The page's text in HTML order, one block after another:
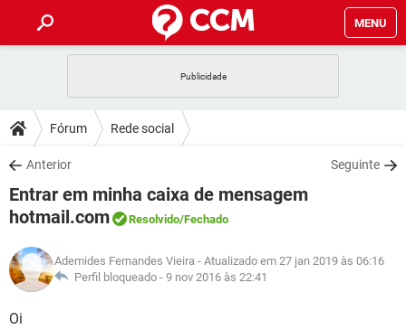
MENU
CELULAR
OUTLOOK
INSTAGRAM GMAIL
GUIA DE COMPRAS
DICAS
JOGOS
OUTLOOK
GUIA DE COMPRAS
DOWNLOADS
JOGOS WHATSAPP
CELULAR FACEBOOK
OUTLOOK EXCEL
INSTAGRAM
GUIA DE COMPRAS
FÓRUM
CELULAR FACEBOOK
GLOSSÁRIO
JOGOS
CELULAR
Fórum Rede social
Anterior Seguinte
Entrar em minha caixa de mensagem
hotmail.com
Resolvido/Fechado
Ademides Fernandes Vieira - Atualizado em 27 jan 2019 às 06:16
Perfil bloqueado - 9 nov 2016 às 22:41
Oi